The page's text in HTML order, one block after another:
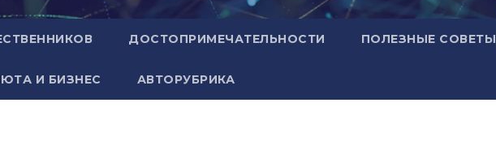
ДОСТОПРИМЕЧАТЕЛЬНОСТИ ПОЛЕЗНЫЕ СОВЕТЫ
И БИЗНЕС АВТОРУБРИКА